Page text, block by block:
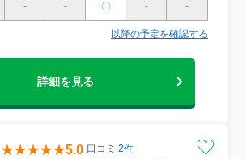
不可欠です。当店にお任せいただければ、
お客様のお部屋を清潔で快適な空間へと変
えるお手伝いをいたします。私たちは、お
コンクリーニングに関するご質問やご相談
うぞよろしくお願いいたします。
-
-
〇
-
-
以降の予定を確認する
詳細を見る
5.0 口コミ 2件